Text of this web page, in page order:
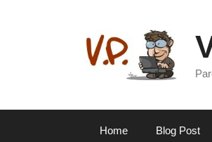
Home Blog Post